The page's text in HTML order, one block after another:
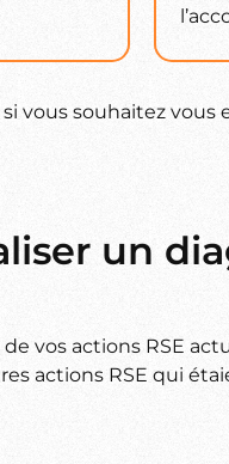
vous souhaitez vous
un
de vos actions RSE
actions RSE qui